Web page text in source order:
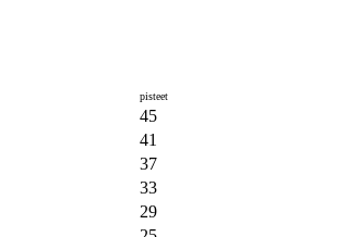
pisteet
45
41
37
33
29